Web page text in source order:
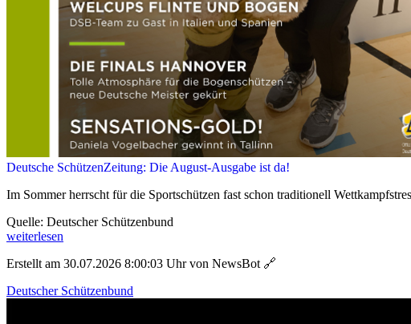
Deutsche SchützenZeitung: Die August-Ausgabe ist da!
Im Sommer herrscht für die Sportschützen fast schon traditionell
Quelle: Deutscher Schützenbund
weiterlesen
Erstellt am 30.07.2026 8:00:03 Uhr von NewsBot 🔗
Deutscher Schützenbund